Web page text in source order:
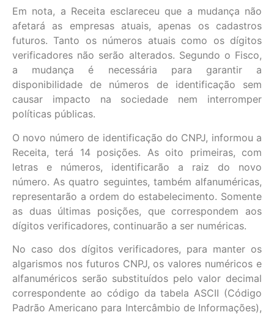
Em nota, a Receita esclareceu que a mudança não
afetará as empresas atuais, apenas os cadastros
futuros. Tanto os números atuais como os dígitos
verificadores não serão alterados. Segundo o Fisco,
a mudança é necessária para garantir a
disponibilidade de números de identificação sem
causar impacto na sociedade nem interromper
políticas públicas.
O novo número de identificação do CNPJ, informou a
Receita, terá 14 posições. As oito primeiras, com
letras e números, identificarão a raiz do novo
número. As quatro seguintes, também alfanuméricas,
representarão a ordem do estabelecimento. Somente
as duas últimas posições, que correspondem aos
dígitos verificadores, continuarão a ser numéricas.
No caso dos dígitos verificadores, para manter os
algarismos nos futuros CNPJ, os valores numéricos e
alfanuméricos serão substituídos pelo valor decimal
correspondente ao código da tabela ASCII (Código
Padrão Americano para Intercâmbio de Informações),